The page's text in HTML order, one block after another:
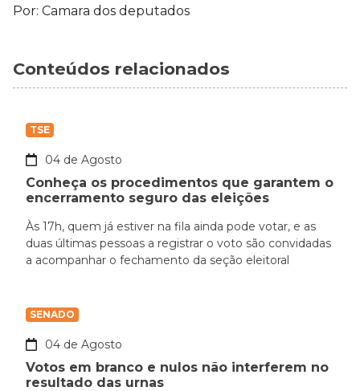
Por: Camara dos deputados
Conteúdos relacionados
TSE
04 de Agosto
Conheça os procedimentos que garantem o
encerramento seguro das eleições
Às 17h, quem já estiver na fila ainda pode votar, e as
duas últimas pessoas a registrar o voto são convidadas
a acompanhar o fechamento da seção eleitoral
SENADO
04 de Agosto
Votos em branco e nulos não interferem no
resultado das urnas